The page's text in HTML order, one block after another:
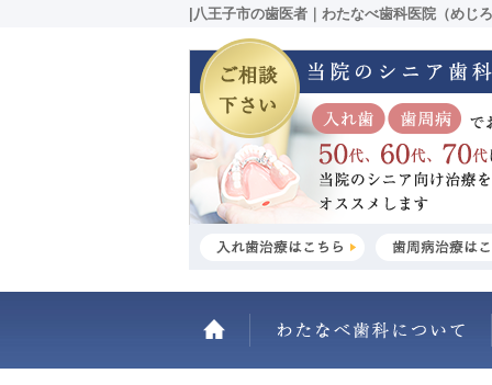
|八王子市の歯医者｜わたなべ歯科医院（めじ
ホーム